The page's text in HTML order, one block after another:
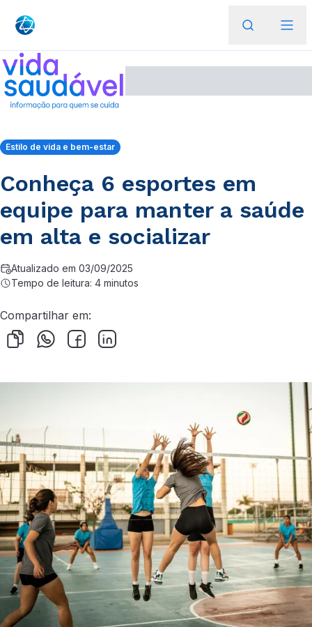
Estilo de vida e bem-estar
Conheça 6 esportes em
equipe para manter a saúde
em alta e socializar
Atualizado em 03/09/2025
Tempo de leitura: 4 minutos
Compartilhar em: